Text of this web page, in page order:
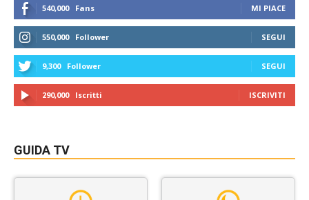
540,000 Fans MI PIACE
550,000 Follower SEGUI
9,300 Follower SEGUI
290,000 Iscritti ISCRIVITI
GUIDA TV